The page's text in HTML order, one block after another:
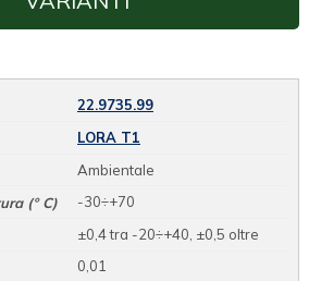
22.9735.99
LORA T1
Ambientale
-30÷+70
±0,4 tra -20÷+40, ±0,5 oltre
0,01